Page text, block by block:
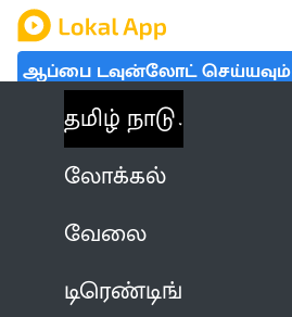
ஆப்பை டவுன்லோட் செய்யவும்
தமிழ் நாடு
லோக்கல்
வேலை
டிரெண்டிங்